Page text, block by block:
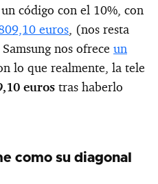
código con el 10%, con
euros, (nos resta
nos ofrece un
lo que realmente, la tele
euros tras haberlo
como su diagonal